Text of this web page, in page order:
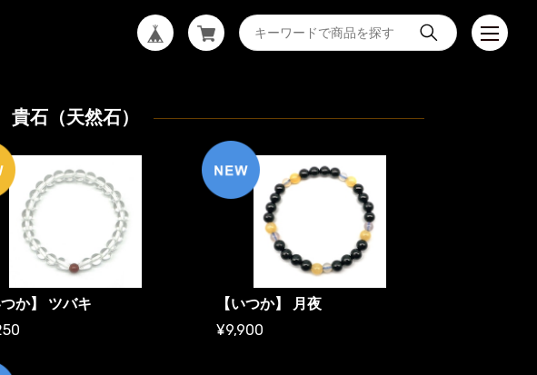
貴石（天然石）
つか】 ツバキ 【いつか】 月夜
¥9,900